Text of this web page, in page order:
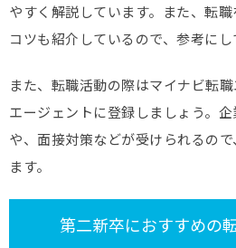
やすく解説しています。また、転
コツも紹介しているので、参考にし
また、転職活動の際はマイナビ転
エージェントに登録しましょう。
や、面接対策などが受けられるの
ます。
第二新卒におすすめの